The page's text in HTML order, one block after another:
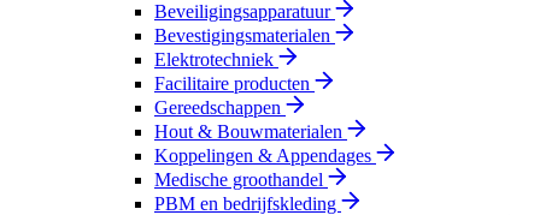
Beveiligingsapparatuur
Bevestigingsmaterialen
Elektrotechniek
Facilitaire producten
Gereedschappen
Hout & Bouwmaterialen
Koppelingen & Appendages
Medische groothandel
PBM en bedrijfskleding